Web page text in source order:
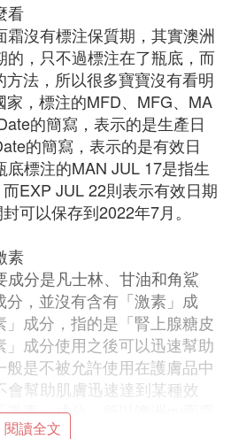
看
沒有標注保質期，其實澳洲
，只不過標注在了瓶底，而
方法，所以很多寶寶沒有看明
，標注的MFD、MFG、MA
的簡寫，表示的是生產日
的簡寫，表示的是有效日
標注的MAN JUL 17是指生
EXP JUL 22則表示有效日期
可以保存到2022年7月。
素
分是凡士林、甘油和角鯊
，並沒有含有「激素」成
成分，指的是「腎上腺糖皮
成分使用之後可以迅速幫助
是不被允許使用在護膚品中
幫助肌膚迅速達到某種效
激素」成分，所以澳洲qv面霜
閱讀全文